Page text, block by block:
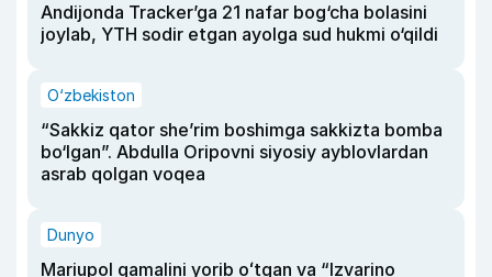
Andijonda Tracker’ga 21 nafar bog‘cha bolasini
joylab, YTH sodir etgan ayolga sud hukmi o‘qildi
O‘zbekiston
“Sakkiz qator she’rim boshimga sakkizta bomba
bo‘lgan”. Abdulla Oripovni siyosiy ayblovlardan
asrab qolgan voqea
Dunyo
Mariupol qamalini yorib oʻtgan va “Izvarino